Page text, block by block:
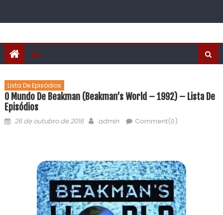
Lista De Episódios
O Mundo De Beakman (Beakman’s World – 1992) – Lista De
Episódios
26 de outubro de 2016 admin Comment(0)